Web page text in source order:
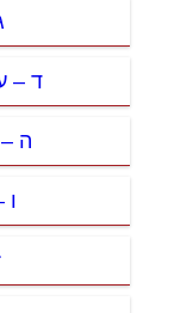
ד –
ה –
ו